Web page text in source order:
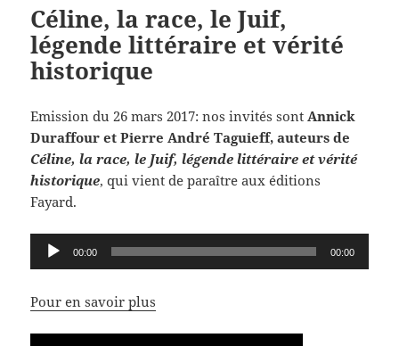
Céline, la race, le Juif,
légende littéraire et vérité
historique
Emission du 26 mars 2017: nos invités sontAnnick
Duraffour et Pierre André Taguieff, auteurs de
Céline, la race, le Juif, légende littéraire et vérité
historique, qui vient de paraître aux éditions
Fayard.
Lecteur
audio
00:00 00:00
Pour en savoir plus